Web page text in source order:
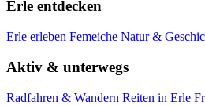
Erle entdecken
Erle erleben Femeiche Natur &
Aktiv & unterwegs
Radfahren & Wandern Reiten in Erle